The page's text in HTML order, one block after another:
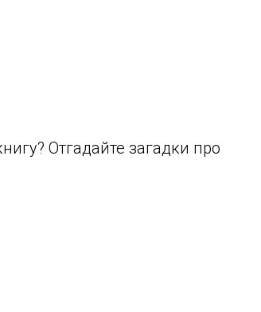
Отгадайте загадки про